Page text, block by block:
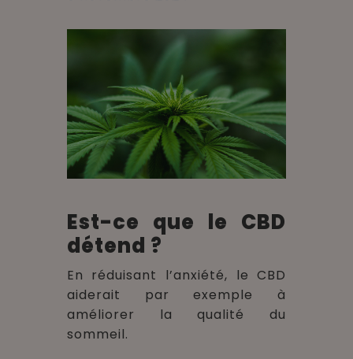
Est-ce que le CBD
détend ?
En réduisant l’anxiété, le CBD
aiderait par exemple à
améliorer la qualité du
sommeil.